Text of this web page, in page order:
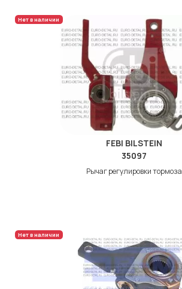
Нет в наличии
FEBI BILSTEIN
35097
Рычаг регулировки тормоза
Нет в наличии